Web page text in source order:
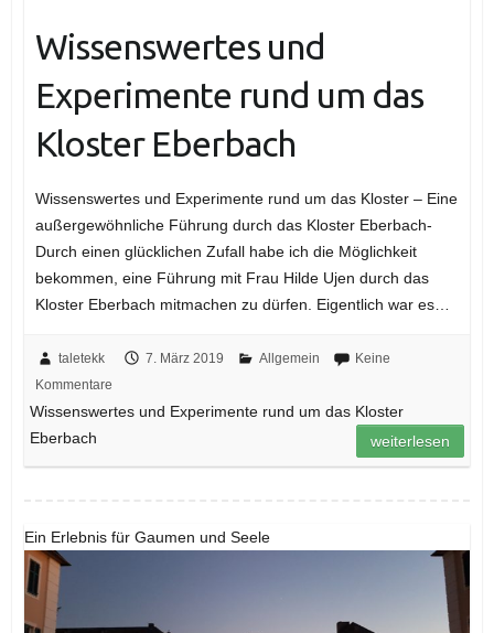
Wissenswertes und
Experimente rund um das
Kloster Eberbach
Wissenswertes und Experimente rund um das Kloster – Eine
außergewöhnliche Führung durch das Kloster Eberbach-
Durch einen glücklichen Zufall habe ich die Möglichkeit
bekommen, eine Führung mit Frau Hilde Ujen durch das
Kloster Eberbach mitmachen zu dürfen. Eigentlich war es…
taletekk 7. März 2019 Allgemein
Keine
Kommentare
Wissenswertes und Experimente rund um das Kloster
Eberbach
weiterlesen
Ein Erlebnis für Gaumen und Seele